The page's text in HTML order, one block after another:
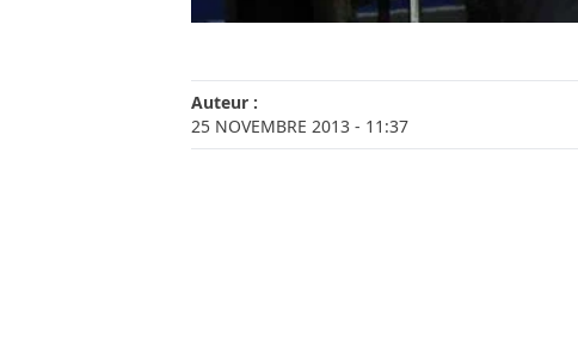
Auteur :
25 NOVEMBRE 2013 - 11:37